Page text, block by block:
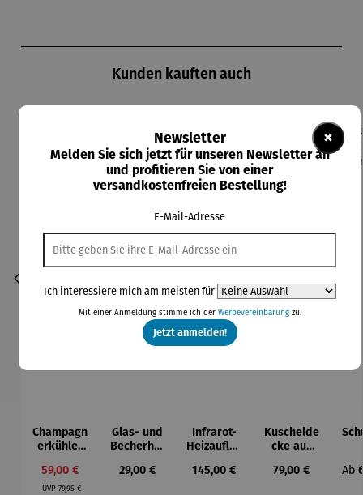
Kunden kauften auch
26% gespart Rabatt
Champagn
erkühler
Strandkör
be
Verkaufspreis:
59,00 €
UVP Regulärer Preis:
79,95 €
Glas- und
Becherhal
Regulärer Preis:
29,00 €
Infrarot-
Heizauflag
Regulärer Preis:
145,00 €
Kuschelde
cke aus
Regulärer Preis:
79,00 €
b
Ab
×
Newsletter
Melden Sie sich jetzt für unseren Newsletter an
und profitieren Sie von einer
versandkostenfreien Bestellung!
E-Mail-Adresse
Ich interessiere mich am meisten für
Mit einer Anmeldung stimme ich der Werbevereinbarungzu.
Jetzt anmelden!